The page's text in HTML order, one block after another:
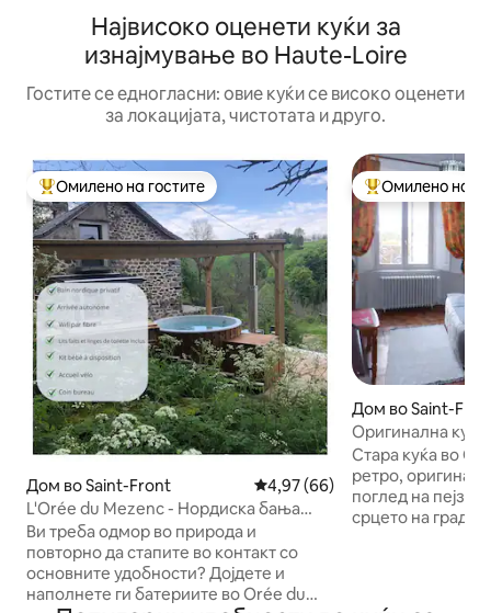
Највисоко оценети куќи за
изнајмување во Haute-Loire
Гостите се едногласни: овие куќи се високо оценети
за локацијата, чистотата и друго.
Меѓу најуспешните „Омилени на гостите“
Омилено на гостите
Дом во Saint-Front Просечна оцена: 4,97 од 5,
4,97 (66)
L'Orée du Mezenc - Нордиска бања
*Поглед*Wifi
Ви треба одмор во природа и
повторно да стапите во контакт со
основните удобности? Дојдете и
наполнете ги батериите во Orée du
МеѓуОмилено на
Дом во Saint-
Оригинална куќа
поглед кон
Стара куќа во
ретро,
поглед на
срцето на